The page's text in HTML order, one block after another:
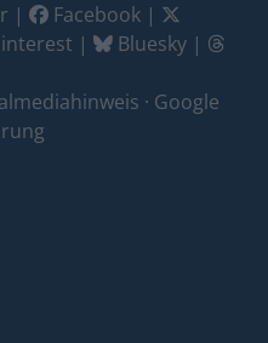
| Facebook |
| Bluesky |
· Google